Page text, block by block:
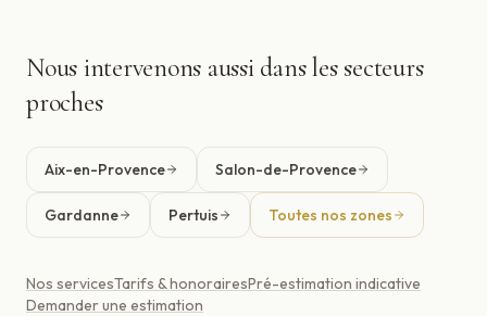
Nous intervenons aussi dans les secteurs
proches
Aix-en-Provence Salon-de-Provence
Gardanne Pertuis Toutes nos zones
Nos servicesTarifs & honorairesPré-estimation indicative
Demander une estimation